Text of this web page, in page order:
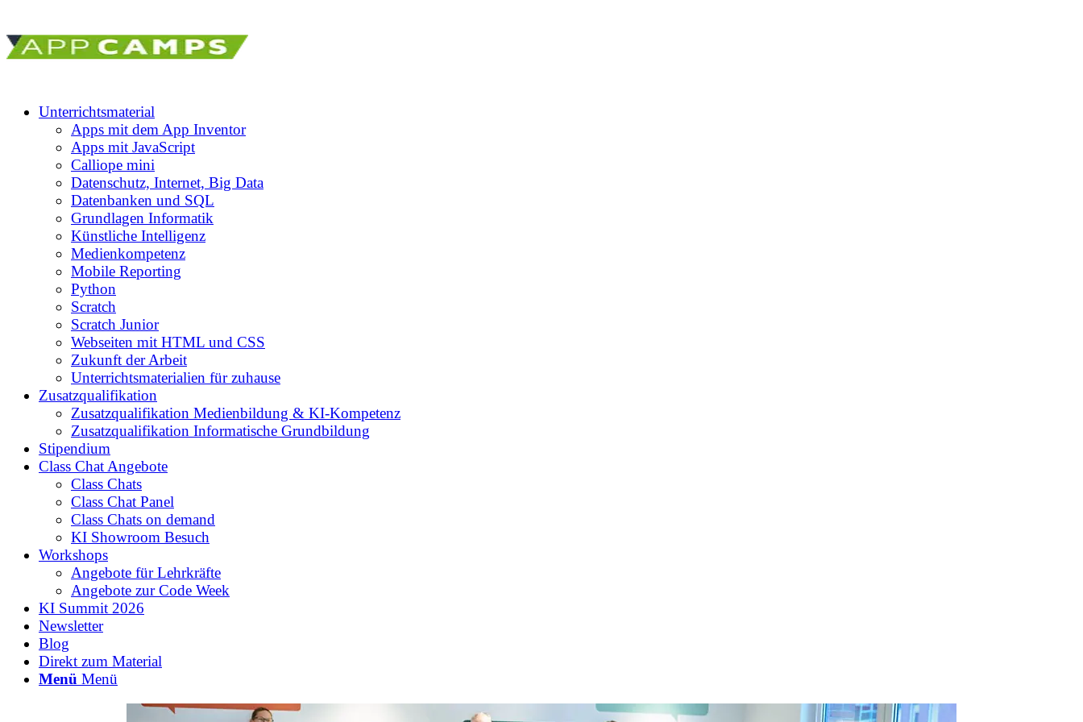
Unterrichtsmaterial
Apps mit dem App Inventor
Apps mit JavaScript
Calliope mini
Datenschutz, Internet, Big Data
Datenbanken und SQL
Grundlagen Informatik
Künstliche Intelligenz
Medienkompetenz
Mobile Reporting
Python
Scratch
Scratch Junior
Webseiten mit HTML und CSS
Zukunft der Arbeit
Unterrichtsmaterialien für zuhause
Zusatzqualifikation
Zusatzqualifikation Medienbildung & KI-Kompetenz
Zusatzqualifikation Informatische Grundbildung
Stipendium
Class Chat Angebote
Class Chats
Class Chat Panel
Class Chats on demand
KI Showroom Besuch
Workshops
Angebote für Lehrkräfte
Angebote zur Code Week
KI Summit 2026
Newsletter
Blog
Direkt zum Material
Menü Menü